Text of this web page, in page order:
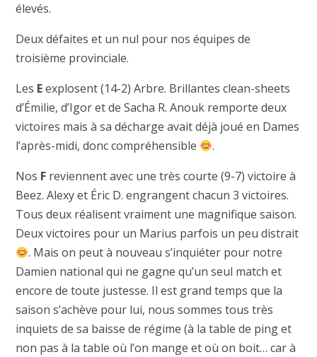
élevés.
Deux défaites et un nul pour nos équipes de
troisième provinciale.
Les Eexplosent (14-2) Arbre. Brillantes clean-sheets
d’Émilie, d’Igor et de Sacha R. Anouk remporte deux
victoires mais à sa décharge avait déjà joué en Dames
l’après-midi, donc compréhensible
.
Nos Freviennent avec une très courte (9-7) victoire à
Beez. Alexy et Éric D. engrangent chacun 3 victoires.
Tous deux réalisent vraiment une magnifique saison.
Deux victoires pour un Marius parfois un peu distrait
. Mais on peut à nouveau s’inquiéter pour notre
Damien national qui ne gagne qu’un seul match et
encore de toute justesse. Il est grand temps que la
saison s’achève pour lui, nous sommes tous très
inquiets de sa baisse de régime (à la table de ping et
non pas à la table où l’on mange et où on boit… car à